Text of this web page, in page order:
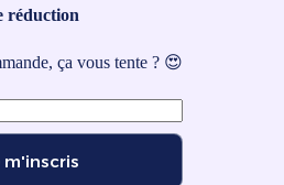
réduction
ça vous tente ? 😍
m'inscris